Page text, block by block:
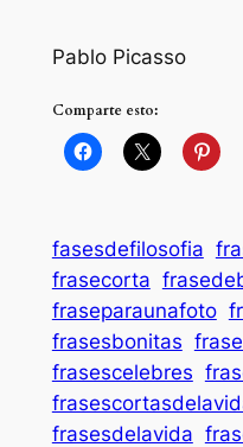
Pablo Picasso
Comparte esto:
fasesdefilosofia
frasecorta
fraseparaunafoto
frasesbonitas
frasescelebres
frasesdelavida